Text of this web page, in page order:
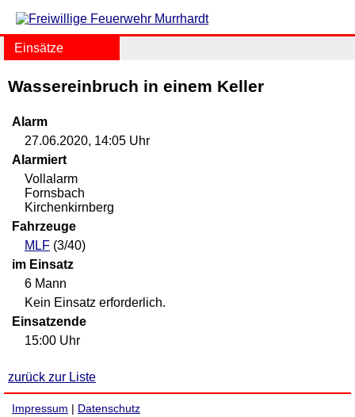
Einsätze
Wassereinbruch in einem Keller
Alarm
27.06.2020, 14:05 Uhr
Alarmiert
Vollalarm
Fornsbach
Kirchenkirnberg
Fahrzeuge
MLF (3/40)
im Einsatz
6 Mann
Kein Einsatz erforderlich.
Einsatzende
15:00 Uhr
zurück zur Liste
Impressum | Datenschutz